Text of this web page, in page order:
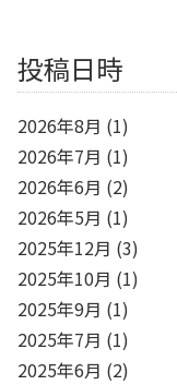
投稿日時
2026年8月 (1)
2026年7月 (1)
2026年6月 (2)
2026年5月 (1)
2025年12月 (3)
2025年10月 (1)
2025年9月 (1)
2025年7月 (1)
2025年6月 (2)